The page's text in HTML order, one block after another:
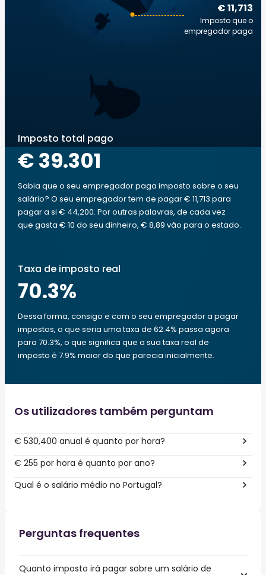
€ 11,713
Imposto que o
empregador paga
Imposto total pago
€ 39.301
Sabia que o seu empregador paga imposto sobre o seu
salário? O seu empregador tem de pagar € 11,713 para
pagar a si € 44,200. Por outras palavras, de cada vez
que gasta € 10 do seu dinheiro, € 8,89 vão para o estado.
Taxa de imposto real
70.3%
Dessa forma, consigo e com o seu empregador a pagar
impostos, o que seria uma taxa de 62.4% passa agora
para 70.3%, o que significa que a sua taxa real de
imposto é 7.9% maior do que parecia inicialmente.
Os utilizadores também perguntam
€ 530,400 anual é quanto por hora?
€ 255 por hora é quanto por ano?
Qual é o salário médio no Portugal?
Perguntas frequentes
Quanto imposto irá pagar sobre um salário de